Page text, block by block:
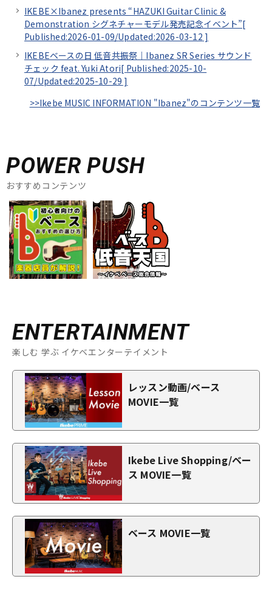
IKEBE×Ibanez presents “HAZUKI Guitar Clinic &
Demonstration シグネチャーモデル発売記念イベント”[
Published:2026-01-09/Updated:2026-03-12 ]
IKEBEベースの日 低音共振祭｜Ibanez SR Series サウンド
チェック feat. Yuki Atori[ Published:2025-10-
07/Updated:2025-10-29 ]
>>Ikebe MUSIC INFORMATION "Ibanez"のコンテンツ一覧
POWER PUSH
おすすめコンテンツ
ENTERTAINMENT
楽しむ 学ぶ イケベエンターテイメント
レッスン動画/ベース
MOVIE一覧
Ikebe Live Shopping/ベー
ス MOVIE一覧
ベース MOVIE一覧